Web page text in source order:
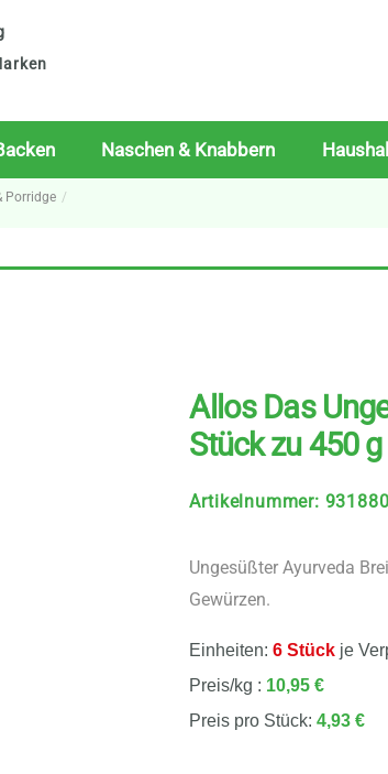
Naschen & Knabbern
Porridge
Allos Das
Stück zu 450 g
Artikelnummer:
Ungesüßter Ayurveda
Gewürzen.
Einheiten:6 Stück je
Preis/kg : 10,95 €
Preis pro Stück:4,93 €